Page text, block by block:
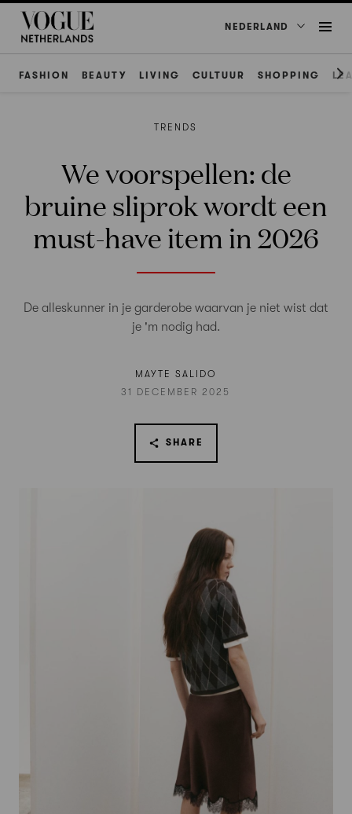
NEDERLAND
FASHION BEAUTY LIVING CULTUUR SHOPPING
TRENDS
We voorspellen: de
bruine sliprok wordt een
must-have item in 2026
De alleskunner in je garderobe waarvan je niet wist dat
je 'm nodig had.
MAYTE SALIDO
31 DECEMBER 2025
SHARE